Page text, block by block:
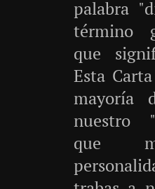
palabra
término
que
Esta
mayoría
nuestro
que